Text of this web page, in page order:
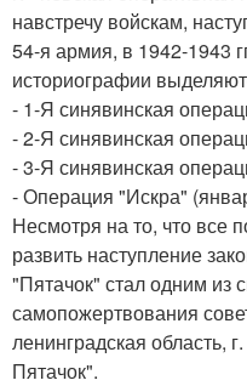
навстречу войскам,
54-я армия, в 1942-1943
историографии
- 1-Я синявинская
- 2-Я синявинская
- 3-Я синявинская
- Операция "Искра"
Несмотря на то, что все
развить наступление
"Пятачок" стал одним из
самопожертвования
ленинградская область,
Пятачок".